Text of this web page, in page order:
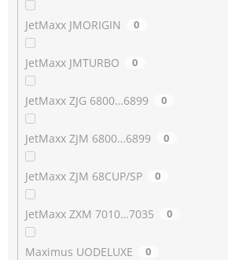
JetMaxx JMORIGIN 0
JetMaxx JMTURBO 0
JetMaxx ZJG 6800…6899 0
JetMaxx ZJM 6800…6899 0
JetMaxx ZJM 68CUP/SP 0
JetMaxx ZXM 7010…7035 0
Maximus UODELUXE 0